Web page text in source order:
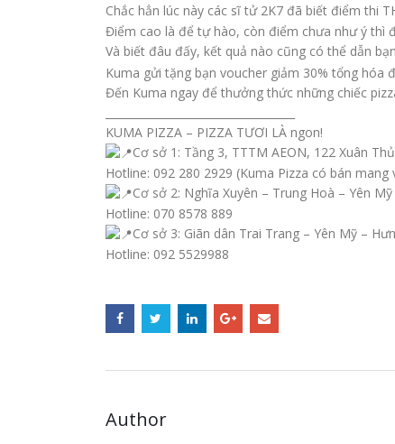
Chắc hẳn lúc này các sĩ tử 2K7 đã biết điểm thi
Điểm cao là để tự hào, còn điểm chưa như ý thì
Và biết đâu đấy, kết quả nào cũng có thể dẫn
Kuma gửi tặng bạn voucher giảm 30% tổng hóa
Đến Kuma ngay để thưởng thức những chiếc
KUMA PIZZA – PIZZA TƯƠI LÀ ngon!
Cơ sở 1: Tầng 3, TTTM AEON, 122 Xuân
Hotline: 092 280 2929 (Kuma Pizza có bán mang
Cơ sở 2: Nghĩa Xuyên – Trung Hoà – Yên
Hotline: 070 8578 889
Cơ sở 3: Giãn dân Trai Trang – Yên Mỹ –
Hotline: 092 5529988
Author